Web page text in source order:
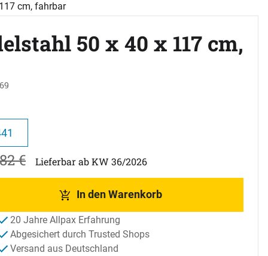
cm, fahrbar
50 x 40 x 117 cm,
82€ Lieferbar ab KW 36/2026
In den Warenkorb
20 Jahre Allpax Erfahrung
Abgesichert durch Trusted Shops
Versand aus Deutschland